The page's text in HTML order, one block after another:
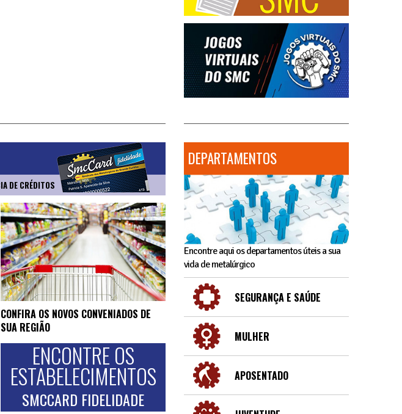
DE CRÉDITOS
CONFIRA OS NOVOS CONVENIADOS DE
SUA REGIÃO
ENCONTRE OS
ESTABELECIMENTOS
SMCCARD FIDELIDADE
DEPARTAMENTOS
Encontre aqui os departamentos úteis a sua
vida de metalúrgico
SEGURANÇA E SAÚDE
MULHER
APOSENTADO